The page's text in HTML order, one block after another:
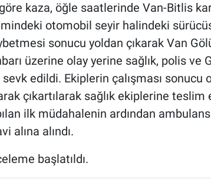
kaza, öğle saatlerinde Van-Bitlis
otomobil seyir halindeki
sonucu yoldan çıkarak Van
üzerine olay yerine sağlık, polis ve
edildi. Ekiplerin çalışması sonucu
çıkartılarak sağlık ekiplerine teslim
ilk müdahalenin ardından
alına alındı.
başlatıldı.